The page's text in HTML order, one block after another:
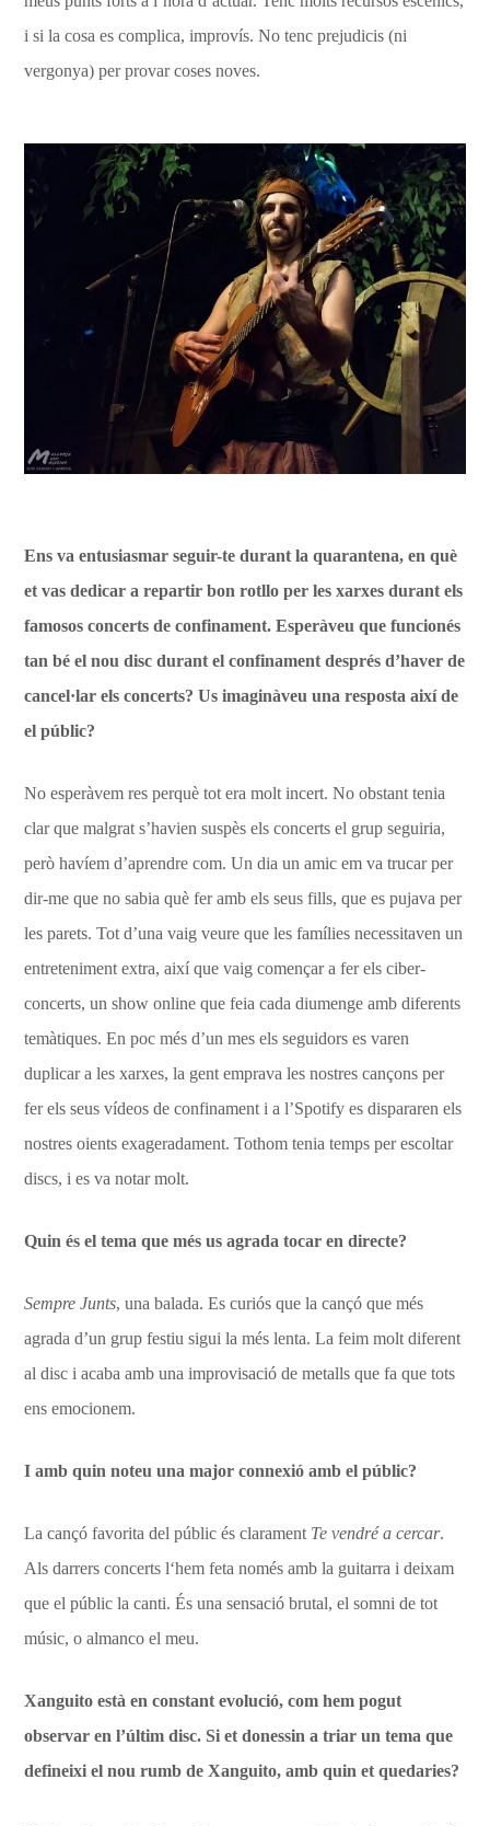
i si la cosa es complica, improvís. No tenc prejudicis (ni
vergonya) per provar coses noves.
Ens va entusiasmar seguir-te durant la quarantena, en què
et vas dedicar a repartir bon rotllo per les xarxes durant els
famosos concerts de confinament. Esperàveu que funcionés
tan bé el nou disc durant el confinament després d’haver de
cancel·lar els concerts? Us imaginàveu una resposta així de
el públic?
No esperàvem res perquè tot era molt incert. No obstant tenia
clar que malgrat s’havien suspès els concerts el grup seguiria,
però havíem d’aprendre com. Un dia un amic em va trucar per
dir-me que no sabia què fer amb els seus fills, que es pujava per
les parets. Tot d’una vaig veure que les famílies necessitaven un
entreteniment extra, així que vaig començar a fer els ciber-
concerts, un show online que feia cada diumenge amb diferents
temàtiques. En poc més d’un mes els seguidors es varen
duplicar a les xarxes, la gent emprava les nostres cançons per
fer els seus vídeos de confinament i a l’Spotify es dispararen els
nostres oients exageradament. Tothom tenia temps per escoltar
discs, i es va notar molt.
Quin és el tema que més us agrada tocar en directe?
Sempre Junts, una balada. Es curiós que la cançó que més
agrada d’un grup festiu sigui la més lenta. La feim molt diferent
al disc i acaba amb una improvisació de metalls que fa que tots
ens emocionem.
I amb quin noteu una major connexió amb el públic?
La cançó favorita del públic és clarament Te vendré a cercar.
Als darrers concerts l‘hem feta només amb la guitarra i deixam
que el públic la canti. És una sensació brutal, el somni de tot
músic, o almanco el meu.
Xanguito està en constant evolució, com hem pogut
observar en l’últim disc. Si et donessin a triar un tema que
defineixi el nou rumb de Xanguito, amb quin et quedaries?